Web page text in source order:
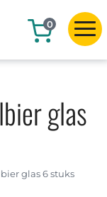
0
glas 6 stuks
glas